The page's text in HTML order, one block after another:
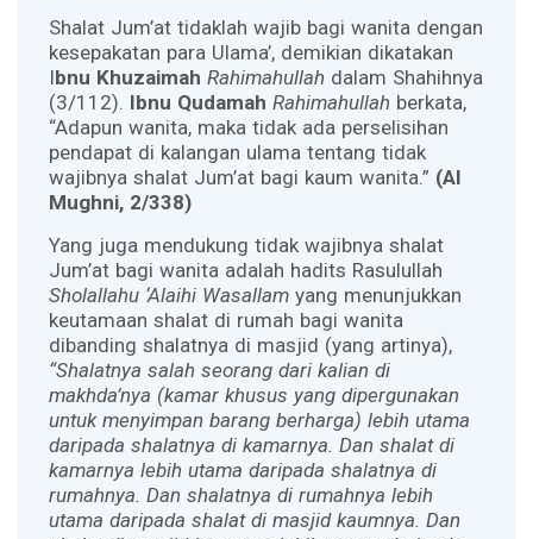
Shalat Jum’at tidaklah wajib bagi wanita dengan
kesepakatan para Ulama’, demikian dikatakan
Ibnu Khuzaimah Rahimahullah dalam Shahihnya
(3/112). Ibnu Qudamah Rahimahullah berkata,
“Adapun wanita, maka tidak ada perselisihan
pendapat di kalangan ulama tentang tidak
wajibnya shalat Jum’at bagi kaum wanita.” (Al
Mughni, 2/338)
Yang juga mendukung tidak wajibnya shalat
Jum’at bagi wanita adalah hadits Rasulullah
Sholallahu ‘Alaihi Wasallamyang menunjukkan
keutamaan shalat di rumah bagi wanita
dibanding shalatnya di masjid (yang artinya),
“Shalatnya salah seorang dari kalian di
makhda’nya (kamar khusus yang dipergunakan
untuk menyimpan barang berharga) lebih utama
daripada shalatnya di kamarnya. Dan shalat di
kamarnya lebih utama daripada shalatnya di
rumahnya. Dan shalatnya di rumahnya lebih
utama daripada shalat di masjid kaumnya. Dan